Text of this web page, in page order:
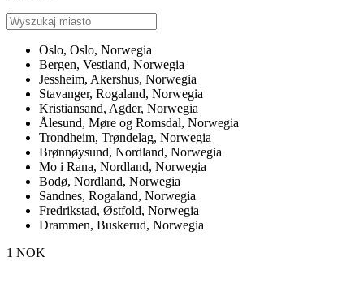
Oslo, Oslo, Norwegia
Bergen, Vestland, Norwegia
Jessheim, Akershus, Norwegia
Stavanger, Rogaland, Norwegia
Kristiansand, Agder, Norwegia
Ålesund, Møre og Romsdal, Norwegia
Trondheim, Trøndelag, Norwegia
Brønnøysund, Nordland, Norwegia
Mo i Rana, Nordland, Norwegia
Bodø, Nordland, Norwegia
Sandnes, Rogaland, Norwegia
Fredrikstad, Østfold, Norwegia
Drammen, Buskerud, Norwegia
1 NOK